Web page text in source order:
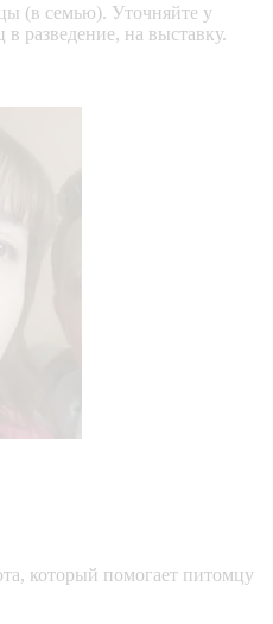
(в семью). Уточняйте у
разведение, на выставку.
который помогает питомцу